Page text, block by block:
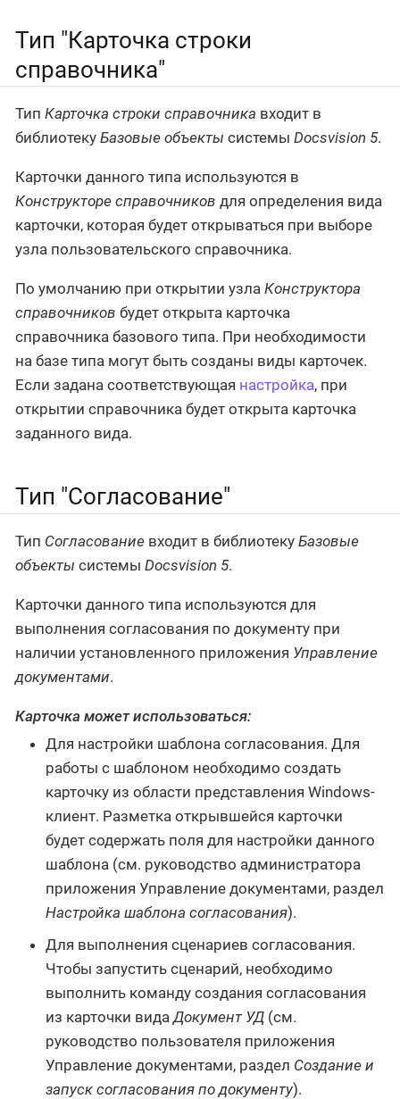
Тип "Карточка строки
справочника"
Тип Карточка строки справочника входит в
библиотеку Базовые объекты системы Docsvision 5.
Карточки данного типа используются в
Конструкторе справочников для определения вида
карточки, которая будет открываться при выборе
узла пользовательского справочника.
По умолчанию при открытии узла Конструктора
справочников будет открыта карточка
справочника базового типа. При необходимости
на базе типа могут быть созданы виды карточек.
Если задана соответствующая настройка, при
открытии справочника будет открыта карточка
заданного вида.
Тип "Согласование"
Тип Согласование входит в библиотеку Базовые
объекты системы Docsvision 5.
Карточки данного типа используются для
выполнения согласования по документу при
наличии установленного приложения Управление
документами.
Карточка может использоваться:
Для настройки шаблона согласования. Для
работы с шаблоном необходимо создать
карточку из области представления Windows-
клиент. Разметка открывшейся карточки
будет содержать поля для настройки данного
шаблона (см. руководство администратора
приложения Управление документами, раздел
Настройка шаблона согласования).
Для выполнения сценариев согласования.
Чтобы запустить сценарий, необходимо
выполнить команду создания согласования
из карточки вида Документ УД (см.
руководство пользователя приложения
Управление документами, раздел Создание и
запуск согласования по документу).